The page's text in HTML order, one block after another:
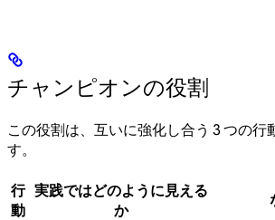
チャンピオンの役割
この役割は、互いに強化し合う 3 つの行
す。
行
動
実践ではどのように見える
か